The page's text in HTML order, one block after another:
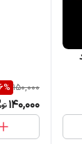
150,000
%
140,000